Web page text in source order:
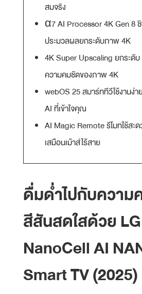
สมจริง
α7 AI Processor 4K Gen 8
ประมวลผลยกระดับภาพ 4K
4K Super Upscaling ยกระดับ
ความคมชัดของภาพ 4K
webOS 25 สมาร์ททีวีใช้งานง่า
AI ที่เข้าใจคุณ
AI Magic Remote รีโมทใช้สะ
เสมือนเม้าส์ไร้สาย
ดื่มด่ำไปกับความ
สีสันสดใสด้วย LG
NanoCell AI
Smart TV (2025)